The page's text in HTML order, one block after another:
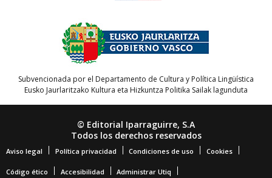
Subvencionada por el Departamento de Cultura y Política Lingüística
Eusko Jaurlaritzako Kultura eta Hizkuntza Politika Sailak lagunduta
© Editorial Iparraguirre, S.A
Todos los derechos reservados
Aviso legal Política privacidad Condiciones de uso Cookies
Código ético Accesibilidad Administrar Utiq